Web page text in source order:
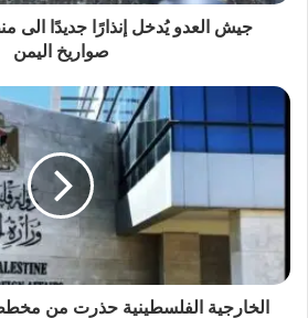
جيش العدو يُدخل إنذارًا جديدًا الى
صواريخ اليمن
الخارجية الفلسطينية حذرت من